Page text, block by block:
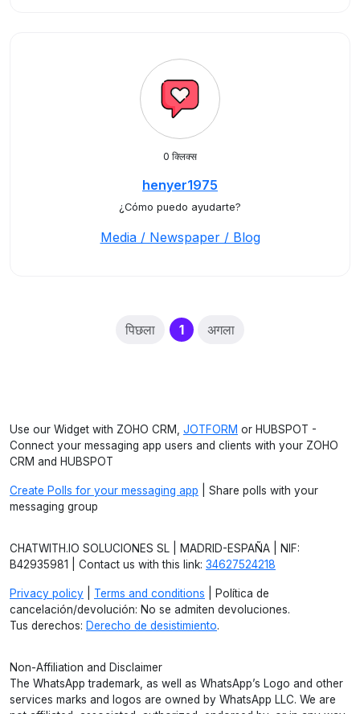
0 क्लिक्स
henyer1975
¿Cómo puedo ayudarte?
Media / Newspaper / Blog
पिछला 1(current)
अगला
Use our Widget with ZOHO CRM, JOTFORM or HUBSPOT -
Connect your messaging app users and clients with your ZOHO
CRM and HUBSPOT
Create Polls for your messaging app | Share polls with your
messaging group
CHATWITH.IO SOLUCIONES SL | MADRID-ESPAÑA | NIF:
B42935981 | Contact us with this link: 34627524218
Privacy policy Terms and conditions | Política de
cancelación/devolución: No se admiten devoluciones.
Tus derechos: Derecho de desistimiento.
Non-Affiliation and Disclaimer
The WhatsApp trademark, as well as WhatsApp’s Logo and other
services marks and logos are owned by WhatsApp LLC. We are